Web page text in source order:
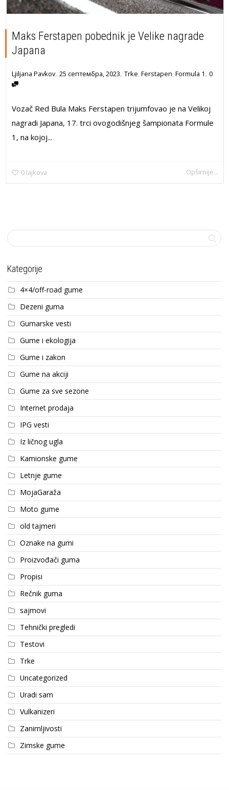
Maks Ferstapen pobednik je Velike nagrade
Japana
Ljiljana Pavkov, 25 септембра, 2023, Trke Ferstapen Formula 1, 0
Vozač Red Bula Maks Ferstapen trijumfovao je na Velikoj
nagradi Japana, 17. trci ovogodišnjeg šampionata Formule
1, na kojoj...
0 lajkova Opširnije...
Kategorije
4×4/off-road gume
Dezeni guma
Gumarske vesti
Gume i ekologija
Gume i zakon
Gume na akciji
Gume za sve sezone
Internet prodaja
IPG vesti
Iz ličnog ugla
Kamionske gume
Letnje gume
MojaGaraža
Moto gume
old tajmeri
Oznake na gumi
Proizvođači guma
Propisi
Rečnik guma
sajmovi
Tehnički pregledi
Testovi
Trke
Uncategorized
Uradi sam
Vulkanizeri
Zanimljivosti
Zimske gume